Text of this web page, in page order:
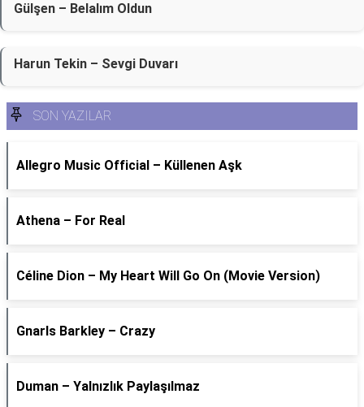
Gülşen – Belalım Oldun
Harun Tekin – Sevgi Duvarı
SON YAZILAR
Allegro Music Official – Küllenen Aşk
Athena – For Real
Céline Dion – My Heart Will Go On (Movie Version)
Gnarls Barkley – Crazy
Duman – Yalnızlık Paylaşılmaz